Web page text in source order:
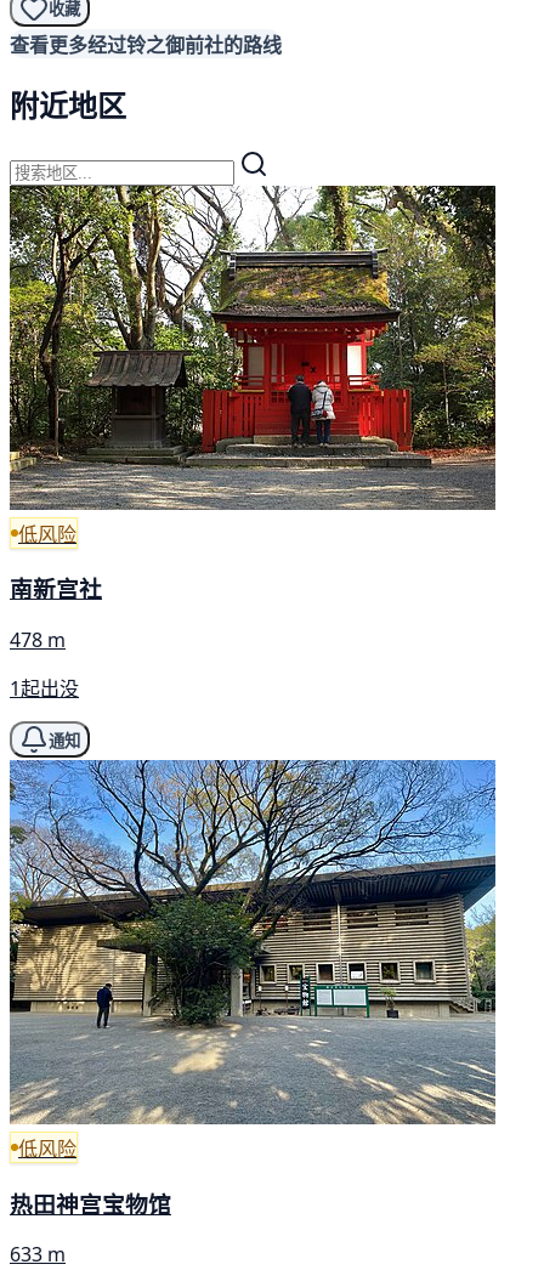
收藏
查看更多经过铃之御前社的路线
附近地区
低风险
南新宫社
478 m
1起出没
通知
低风险
热田神宫宝物馆
633 m